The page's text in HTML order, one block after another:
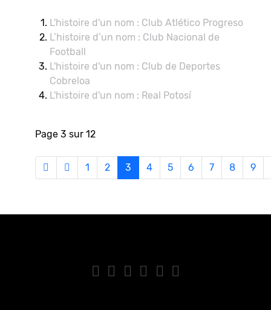
L'histoire d'un nom : Club Atlético Progreso
L’histoire d’un nom : Club Nacional de
Football
L'histoire d'un nom : Club de Deportes
Cobreloa
L'histoire d'un nom : Real Potosí
Page 3 sur 12
1 2 3 4 5 6 7 8 9